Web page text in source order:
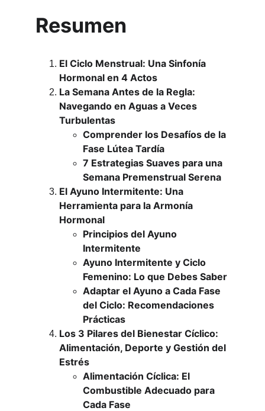
Resumen
El Ciclo Menstrual: Una Sinfonía
Hormonal en 4 Actos
La Semana Antes de la Regla:
Navegando en Aguas a Veces
Turbulentas
Comprender los Desafíos de la
Fase Lútea Tardía
7 Estrategias Suaves para una
Semana Premenstrual Serena
El Ayuno Intermitente: Una
Herramienta para la Armonía
Hormonal
Principios del Ayuno
Intermitente
Ayuno Intermitente y Ciclo
Femenino: Lo que Debes Saber
Adaptar el Ayuno a Cada Fase
del Ciclo: Recomendaciones
Prácticas
Los 3 Pilares del Bienestar Cíclico:
Alimentación, Deporte y Gestión del
Estrés
Alimentación Cíclica: El
Combustible Adecuado para
Cada Fase